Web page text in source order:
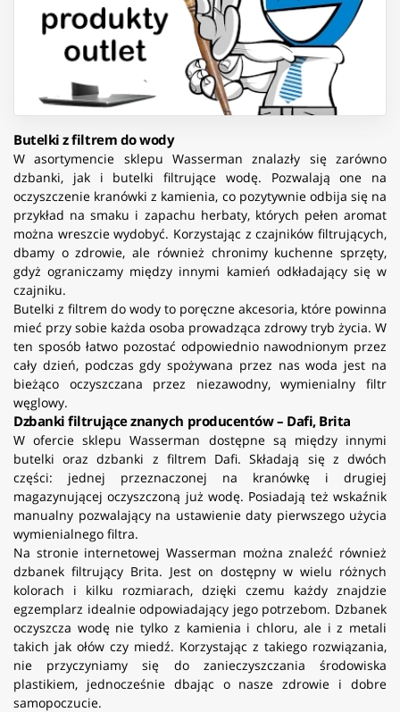
Butelki z filtrem do wody
W asortymencie sklepu Wasserman znalazły się zarówno
dzbanki, jak i butelki filtrujące wodę. Pozwalają one na
oczyszczenie kranówki z kamienia, co pozytywnie odbija się na
przykład na smaku i zapachu herbaty, których pełen aromat
można wreszcie wydobyć. Korzystając z czajników filtrujących,
dbamy o zdrowie, ale również chronimy kuchenne sprzęty,
gdyż ograniczamy między innymi kamień odkładający się w
czajniku.
Butelki z filtrem do wody to poręczne akcesoria, które powinna
mieć przy sobie każda osoba prowadząca zdrowy tryb życia. W
ten sposób łatwo pozostać odpowiednio nawodnionym przez
cały dzień, podczas gdy spożywana przez nas woda jest na
bieżąco oczyszczana przez niezawodny, wymienialny filtr
węglowy.
Dzbanki filtrujące znanych producentów – Dafi, Brita
W ofercie sklepu Wasserman dostępne są między innymi
butelki oraz dzbanki z filtrem Dafi. Składają się z dwóch
części: jednej przeznaczonej na kranówkę i drugiej
magazynującej oczyszczoną już wodę. Posiadają też wskaźnik
manualny pozwalający na ustawienie daty pierwszego użycia
wymienialnego filtra.
Na stronie internetowej Wasserman można znaleźć również
dzbanek filtrujący Brita. Jest on dostępny w wielu różnych
kolorach i kilku rozmiarach, dzięki czemu każdy znajdzie
egzemplarz idealnie odpowiadający jego potrzebom. Dzbanek
oczyszcza wodę nie tylko z kamienia i chloru, ale i z metali
takich jak ołów czy miedź. Korzystając z takiego rozwiązania,
nie przyczyniamy się do zanieczyszczania środowiska
plastikiem, jednocześnie dbając o nasze zdrowie i dobre
samopoczucie.